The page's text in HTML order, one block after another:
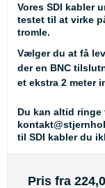
Vores SDI kabler
testet til at virke
tromle.
Vælger du at få
der en BNC
et ekstra 2 meter
Du kan altid ringe
til SDI kabler du
Pris fra